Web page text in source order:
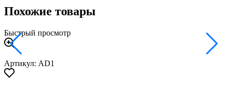
Похожие товары
Быстрый просмотр
Артикул: AD1